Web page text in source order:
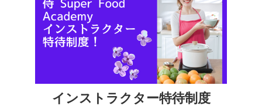
インストラクター特待制度